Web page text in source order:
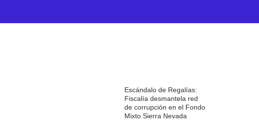
Escándalo de Regalías:
Fiscalía desmantela red
de corrupción en el Fondo
Mixto Sierra Nevada